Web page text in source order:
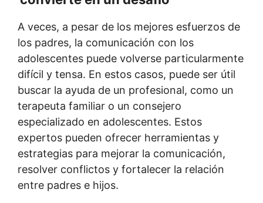
A veces, a pesar de los mejores esfuerzos de
los padres, la comunicación con los
adolescentes puede volverse particularmente
difícil y tensa. En estos casos, puede ser útil
buscar la ayuda de un profesional, como un
terapeuta familiar o un consejero
especializado en adolescentes. Estos
expertos pueden ofrecer herramientas y
estrategias para mejorar la comunicación,
resolver conflictos y fortalecer la relación
entre padres e hijos.